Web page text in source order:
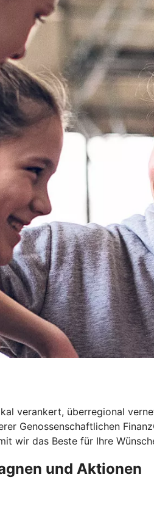
verankert, überregional
Genossenschaftlichen
wir das Beste für Ihre
und Aktionen